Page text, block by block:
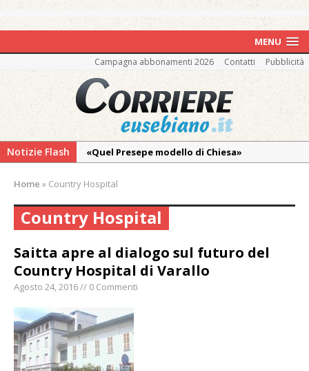
MENU
Campagna abbonamenti 2026 Contatti Pubblicità
Notizie Flash
«Quel Presepe modello di Chiesa»
Ringraziamento: convegno, messa e
mercatino agricolo
Dopo caldo e incendi, il maltempo estremo:
nell’Alto Novarese si contano i danni del
nubifragio di venerdì
Estate di sagre anche per i mezzi storici della
Pro vs Saluzzo, amichevole di buon riscontro
Piscina ex Enal non balneabile dopo i controlli
dell’Asl. Il Comune: «Misura precauzionale e
Home » Country Hospital
Country Hospital
Saitta apre al dialogo sul futuro del
Country Hospital di Varallo
Agosto 24, 2016 // 0 Commenti